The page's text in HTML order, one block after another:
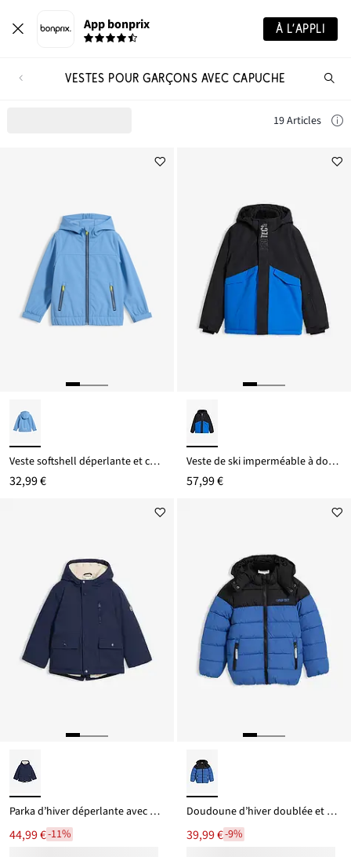
App bonprix À L’APPLI
VESTES POUR GARÇONS AVEC CAPUCHE
19 Articles
Veste softshell déperlante et coupe-vent avec capuche
32,99 €
Veste de ski imperméable à doublure chaude
57,99 €
Parka d’hiver déperlante avec doublure en sherpa
44,99 €-11%
Doudoune d’hiver doublée et déperlante
39,99 €-9%